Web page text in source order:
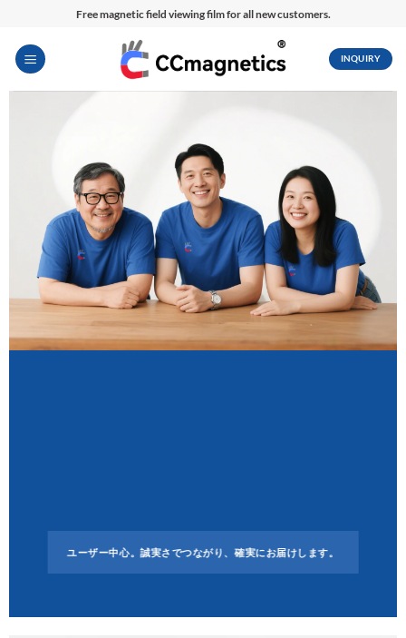
Free magnetic field viewing film for all new customers.
INQUIRY
ユーザー中心。誠実さでつながり、確実にお届けします。